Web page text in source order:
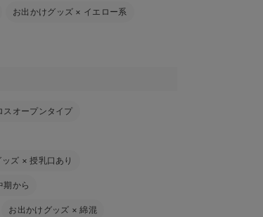
お出かけグッズ × イエロー系
スオープンタイプ
ッズ ×授乳口あり
期から
お出かけグッズ ×綿混